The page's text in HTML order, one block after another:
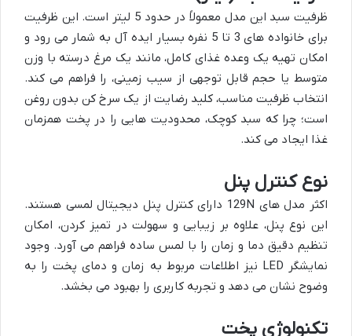
ظرفیت سبد این مدل معمولاً در حدود 5 لیتر است. این ظرفیت
برای خانواده های 3 تا 5 نفره بسیار ایده آل به شمار می رود و
امکان تهیه یک وعده غذای کامل، مانند یک مرغ درسته با وزن
متوسط یا حجم قابل توجهی از سیب زمینی، را فراهم می کند.
انتخاب ظرفیت مناسب، کلید رضایت از یک سرخ کن بدون روغن
است؛ چرا که سبد کوچک، محدودیت هایی را در پخت همزمان
غذا ایجاد می کند.
نوع کنترل پنل
اکثر مدل های 129N دارای کنترل پنل دیجیتال لمسی هستند.
این نوع پنل، علاوه بر زیبایی و سهولت در تمیز کردن، امکان
تنظیم دقیق دما و زمان را با لمس ساده فراهم می آورد. وجود
نمایشگر LED نیز اطلاعات مربوط به زمان و دمای پخت را به
وضوح نشان می دهد و تجربه کاربری را بهبود می بخشد.
تکنولوژی پخت